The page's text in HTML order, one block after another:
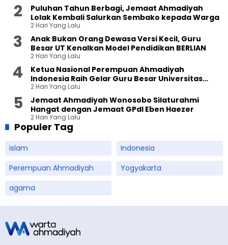
Puluhan Tahun Berbagi, Jemaat Ahmadiyah
Lolak Kembali Salurkan Sembako kepada Warga
2 Hari Yang Lalu
Anak Bukan Orang Dewasa Versi Kecil, Guru
Besar UT Kenalkan Model Pendidikan BERLIAN
2 Hari Yang Lalu
Ketua Nasional Perempuan Ahmadiyah
Indonesia Raih Gelar Guru Besar Universitas
Terbuka
2 Hari Yang Lalu
Jemaat Ahmadiyah Wonosobo Silaturahmi
Hangat dengan Jemaat GPdI Eben Haezer
2 Hari Yang Lalu
Populer Tag
islam
Indonesia
Perempuan Ahmadiyah
Yogyakarta
agama